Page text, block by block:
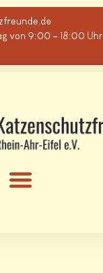
von 9:00 – 18:00 Uhr